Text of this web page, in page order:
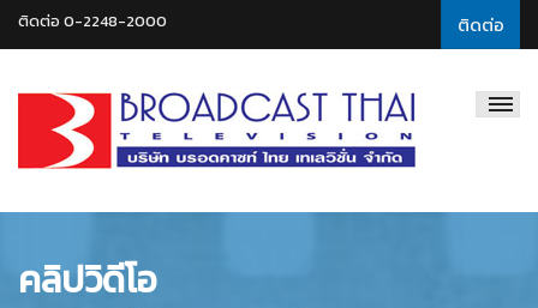
ติดต่อ
ติดต่อ 0-2248-2000
Thai
คลิปวิดีโอ